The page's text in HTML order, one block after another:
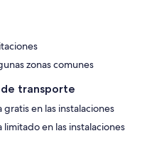
zonas comunes
transporte
en las instalaciones
en las instalaciones